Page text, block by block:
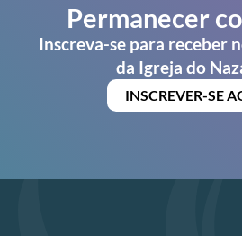
Permanecer
Inscreva-se para receber
da Igreja do
INSCREVER-SE